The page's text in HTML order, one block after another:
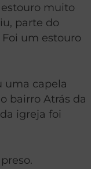
muito
parte do
um estouro
uma capela
bairro Atrás da
igreja foi